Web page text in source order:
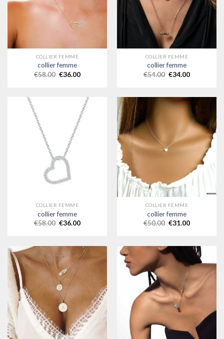
COLLIER FEMME
collier femme
€58.00 €36.00
COLLIER FEMME
collier femme
€54.00 €34.00
COLLIER FEMME
collier femme
€58.00 €36.00
COLLIER FEMME
collier femme
€50.00 €31.00